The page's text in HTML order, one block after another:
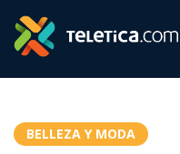
BELLEZA Y MODA